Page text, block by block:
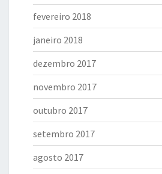
fevereiro 2018
janeiro 2018
dezembro 2017
novembro 2017
outubro 2017
setembro 2017
agosto 2017